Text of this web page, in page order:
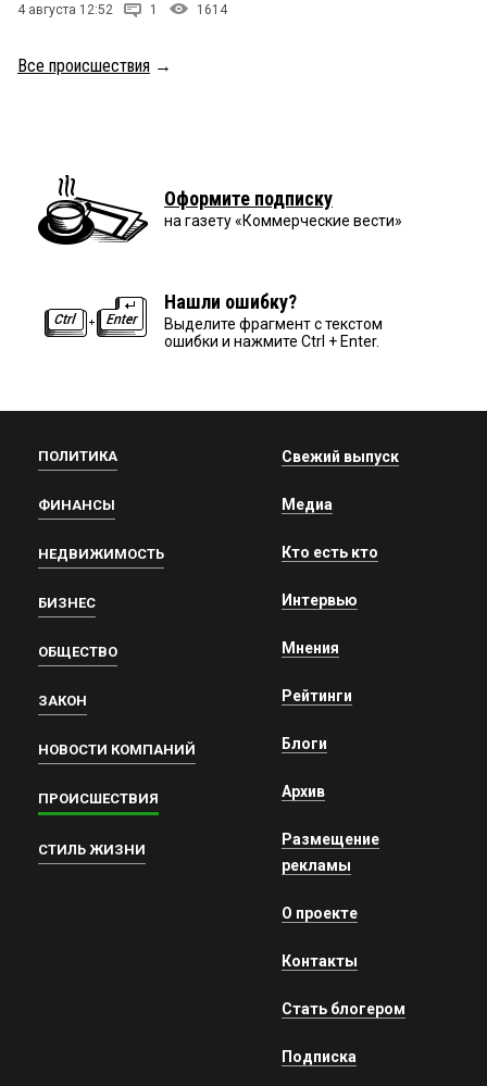
4 августа 12:52 1 1614
Все происшествия →
Оформите подписку
на газету «Коммерческие вести»
Нашли ошибку?
Выделите фрагмент с текстом
ошибки и нажмите Ctrl + Enter.
ПОЛИТИКА
ФИНАНСЫ
НЕДВИЖИМОСТЬ
БИЗНЕС
ОБЩЕСТВО
ЗАКОН
НОВОСТИ КОМПАНИЙ
ПРОИСШЕСТВИЯ
СТИЛЬ ЖИЗНИ
Свежий выпуск
Медиа
Кто есть кто
Интервью
Мнения
Рейтинги
Блоги
Архив
Размещение
рекламы
О проекте
Контакты
Стать блогером
Подписка